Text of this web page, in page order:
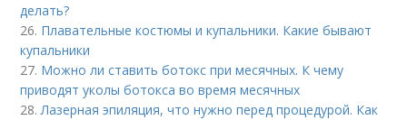
делать?
26. Плавательные костюмы и купальники. Какие бывают
купальники
27. Можно ли ставить ботокс при месячных. К чему
приводят уколы ботокса во время месячных
28.Лазерная эпиляция, что нужно перед процедурой. Как